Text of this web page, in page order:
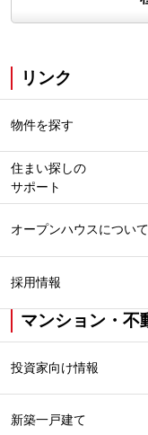
リンク
物件を探す
住まい探しの
サポート
オープンハウスについて
採用情報
マンション・不
投資家向け情報
新築一戸建て